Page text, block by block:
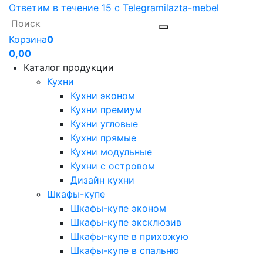
Ответим в течение 15 с Telegramilazta-mebel
Корзина0
0,00
Каталог продукции
Кухни
Кухни эконом
Кухни премиум
Кухни угловые
Кухни прямые
Кухни модульные
Кухни с островом
Дизайн кухни
Шкафы-купе
Шкафы-купе эконом
Шкафы-купе эксклюзив
Шкафы-купе в прихожую
Шкафы-купе в спальню